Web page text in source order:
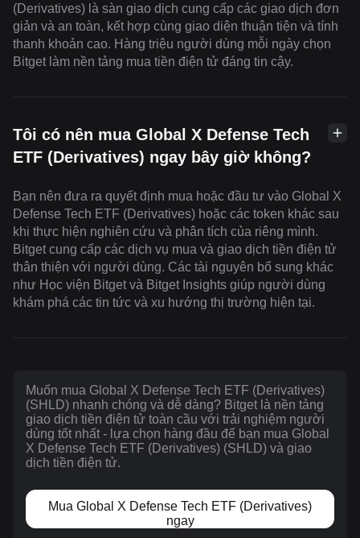
(Derivatives) là sàn giao dịch cung cấp các giao dịch đơn
giản và an toàn, kết hợp cùng giao diện thuận tiện và tính
thanh khoản cao. Hàng triệu người dùng mỗi ngày chọn
Bitget làm nền tảng mua tiền điện tử đáng tin cậy.
Tôi có nên mua Global X Defense Tech
ETF (Derivatives) ngay bây giờ không?
Bạn nên đưa ra quyết định mua hoặc đầu tư vào Global X
Defense Tech ETF (Derivatives) hoặc các token khác sau
khi thực hiện nghiên cứu và phân tích của riêng mình.
Bitget cung cấp các dịch vụ mua và giao dịch tiền điện tử
thân thiện với người dùng. Các tài nguyên bổ sung khác
như Học viện Bitget và Bitget Insights giúp người dùng
khám phá các tin tức và xu hướng thị trường hiện tại.
Muốn mua Global X Defense Tech ETF (Derivatives)
(SHLD) nhanh chóng và dễ dàng? Bitget là nền tảng
giao dịch tiền điện tử toàn cầu với trải nghiệm người
dùng tốt nhất - lựa chọn hàng đầu để bạn mua Global
X Defense Tech ETF (Derivatives) (SHLD) và giao
dịch tiền điện tử.
Mua Global X Defense Tech ETF (Derivatives)
ngay